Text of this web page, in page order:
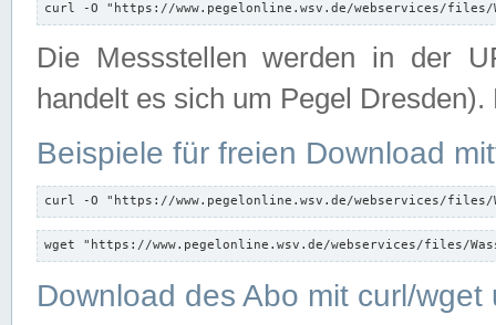
curl -O "https://www.pegelonline.wsv.de/webservices/files/
Die Messstellen werden in der
handelt es sich um Pegel
Beispiele für freien Download
curl -O "https://www.pegelonline.wsv.de/webservices/files/
wget "https://www.pegelonline.wsv.de/webservices/files/
Download des Abo mit curl/